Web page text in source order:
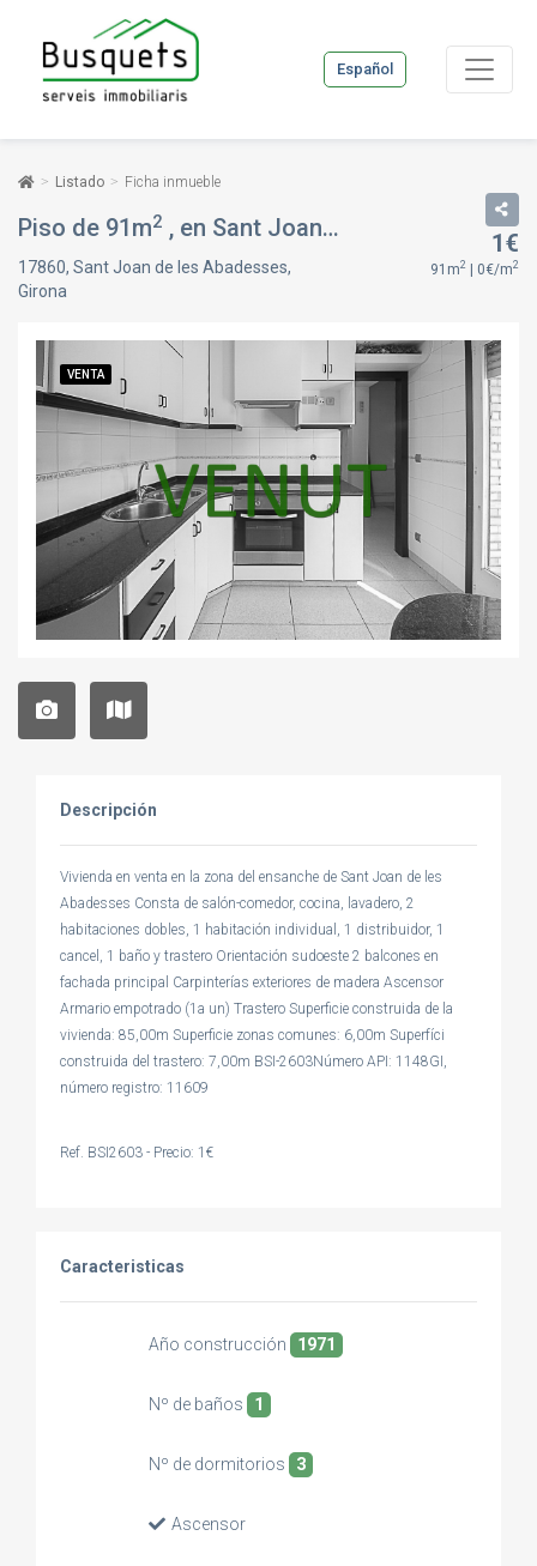
Español
Listado Ficha inmueble
Piso de 91m2 , en Sant Joan de les Abadesses, Girona
17860, Sant Joan de les Abadesses,
Girona
1€
91m2 | 0€/m2
VENTA
Descripción
Vivienda en venta en la zona del ensanche de Sant Joan de les
Abadesses Consta de salón-comedor, cocina, lavadero, 2
habitaciones dobles, 1 habitación individual, 1 distribuidor, 1
cancel, 1 baño y trastero Orientación sudoeste 2 balcones en
fachada principal Carpinterías exteriores de madera Ascensor
Armario empotrado (1a un) Trastero Superficie construida de la
vivienda: 85,00m Superficie zonas comunes: 6,00m Superfíci
construida del trastero: 7,00m BSI-2603Número API: 1148GI,
número registro: 11609
Ref. BSI2603 - Precio: 1€
Caracteristicas
Año construcción 1971
Nº de baños 1
Nº de dormitorios 3
Ascensor